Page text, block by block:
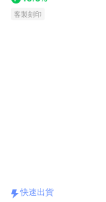
字母）LINE禮物獨家
客製刻印
快速出貨